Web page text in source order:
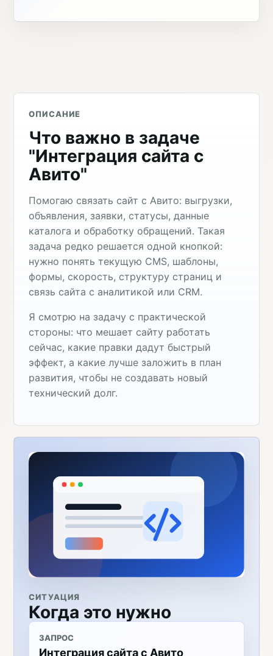
ОПИСАНИЕ
Что важно в задаче
"Интеграция сайта с
Авито"
Помогаю связать сайт с Авито: выгрузки,
объявления, заявки, статусы, данные
каталога и обработку обращений. Такая
задача редко решается одной кнопкой:
нужно понять текущую CMS, шаблоны,
формы, скорость, структуру страниц и
связь сайта с аналитикой или CRM.
Я смотрю на задачу с практической
стороны: что мешает сайту работать
сейчас, какие правки дадут быстрый
эффект, а какие лучше заложить в план
развития, чтобы не создавать новый
технический долг.
СИТУАЦИЯ
Когда это нужно
ЗАПРОС
Интеграция сайта с Авито